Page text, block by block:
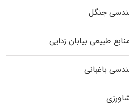
جنگل
طبیعی بیابان زدایی
باغبانی